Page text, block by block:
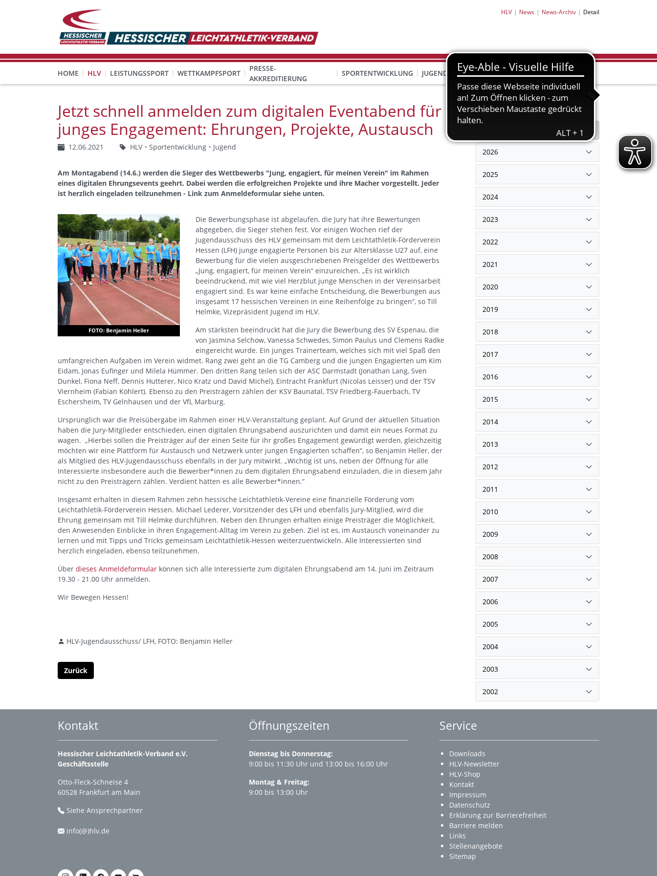
HLV News News-Archiv Detail
HOME HLV LEISTUNGSSPORT WETTKAMPFSPORT
PRESSE-
AKKREDITIERUNG
SPORTENTWICKLUNG JUGEND BILDUNG
HLV-
PARTNER
HLV-
SHOP
Jetzt schnell anmelden zum digitalen Eventabend für
junges Engagement: Ehrungen, Projekte, Austausch
12.06.2021 HLV Sportentwicklung Jugend
Am Montagabend (14.6.) werden die Sieger des Wettbewerbs "Jung, engagiert, für meinen Verein" im Rahmen
eines digitalen Ehrungsevents geehrt. Dabei werden die erfolgreichen Projekte und ihre Macher vorgestellt. Jeder
ist herzlich eingeladen teilzunehmen - Link zum Anmeldeformular siehe unten.
FOTO: Benjamin Heller
Die Bewerbungsphase ist abgelaufen, die Jury hat ihre Bewertungen
abgegeben, die Sieger stehen fest. Vor einigen Wochen rief der
Jugendausschuss des HLV gemeinsam mit dem Leichtathletik-Förderverein
Hessen (LFH) junge engagierte Personen bis zur Altersklasse U27 auf, eine
Bewerbung für die vielen ausgeschriebenen Preisgelder des Wettbewerbs
„Jung, engagiert, für meinen Verein“ einzureichen. „Es ist wirklich
beeindruckend, mit wie viel Herzblut junge Menschen in der Vereinsarbeit
engagiert sind. Es war keine einfache Entscheidung, die Bewerbungen aus
insgesamt 17 hessischen Vereinen in eine Reihenfolge zu bringen“, so Till
Helmke, Vizepräsident Jugend im HLV.
Am stärksten beeindruckt hat die Jury die Bewerbung des SV Espenau, die
von Jasmina Selchow, Vanessa Schwedes, Simon Paulus und Clemens Radke
eingereicht wurde. Ein junges Trainerteam, welches sich mit viel Spaß den
umfangreichen Aufgaben im Verein widmet. Rang zwei geht an die TG Camberg und die jungen Engagierten um Kim
Eidam, Jonas Eufinger und Milela Hümmer. Den dritten Rang teilen sich der ASC Darmstadt (Jonathan Lang, Sven
Dunkel, Fiona Neff, Dennis Hutterer, Nico Kratz und David Michel), Eintracht Frankfurt (Nicolas Leisser) und der TSV
Viernheim (Fabian Köhlert). Ebenso zu den Preisträgern zählen der KSV Baunatal, TSV Friedberg-Fauerbach, TV
Eschersheim, TV Gelnhausen und der VfL Marburg.
Ursprünglich war die Preisübergabe im Rahmen einer HLV-Veranstaltung geplant. Auf Grund der aktuellen Situation
haben die Jury-Mitglieder entschieden, einen digitalen Ehrungsabend auszurichten und damit ein neues Format zu
wagen. „Hierbei sollen die Preisträger auf der einen Seite für ihr großes Engagement gewürdigt werden, gleichzeitig
möchten wir eine Plattform für Austausch und Netzwerk unter jungen Engagierten schaffen“, so Benjamin Heller, der
als Mitglied des HLV-Jugendausschuss ebenfalls in der Jury mitwirkt. „Wichtig ist uns, neben der Öffnung für alle
Interessierte insbesondere auch die Bewerber*innen zu dem digitalen Ehrungsabend einzuladen, die in diesem Jahr
nicht zu den Preisträgern zählen. Verdient hätten es alle Bewerber*innen.“
Insgesamt erhalten in diesem Rahmen zehn hessische Leichtathletik-Vereine eine finanzielle Förderung vom
Leichtathletik-Förderverein Hessen. Michael Lederer, Vorsitzender des LFH und ebenfalls Jury-Mitglied, wird die
Ehrung gemeinsam mit Till Helmke durchführen. Neben den Ehrungen erhalten einige Preisträger die Möglichkeit,
den Anwesenden Einblicke in ihren Engagement-Alltag im Verein zu geben. Ziel ist es, im Austausch voneinander zu
lernen und mit Tipps und Tricks gemeinsam Leichtathletik-Hessen weiterzuentwickeln. Alle Interessierten sind
herzlich eingeladen, ebenso teilzunehmen.
Über dieses Anmeldeformular können sich alle Interessierte zum digitalen Ehrungsabend am 14. Juni im Zeitraum
19.30 - 21.00 Uhr anmelden.
Wir Bewegen Hessen!
HLV-Jugendausschuss/ LFH, FOTO: Benjamin Heller
Zurück
Filter
2026
2025
2024
2023
2022
2021
2020
2019
2018
2017
2016
2015
2014
2013
2012
2011
2010
2009
2008
2007
2006
2005
2004
2003
2002
Kontakt
Hessischer Leichtathletik-Verband e.V.
Geschäftsstelle
Otto-Fleck-Schneise 4
60528 Frankfurt am Main
Siehe Ansprechpartner
info(@)hlv.de
Öffnungszeiten
Dienstag bis Donnerstag:
9:00 bis 11:30 Uhr und 13:00 bis 16:00 Uhr
Montag & Freitag:
9:00 bis 13:00 Uhr
Service
Downloads
HLV-Newsletter
HLV-Shop
Kontakt
Impressum
Datenschutz
Erklärung zur Barrierefreiheit
Barriere melden
Links
Stellenangebote
Sitemap